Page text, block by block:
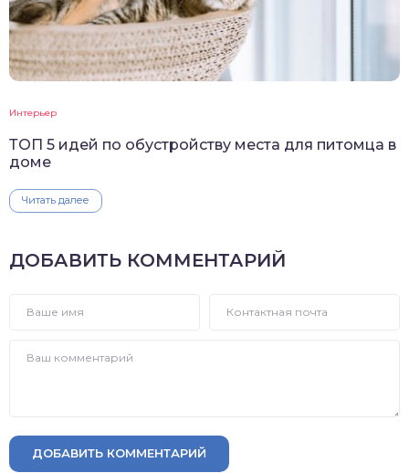
Интерьер
ТОП 5 идей по обустройству места для питомца в
доме
Читать далее
ДОБАВИТЬ КОММЕНТАРИЙ
ДОБАВИТЬ КОММЕНТАРИЙ